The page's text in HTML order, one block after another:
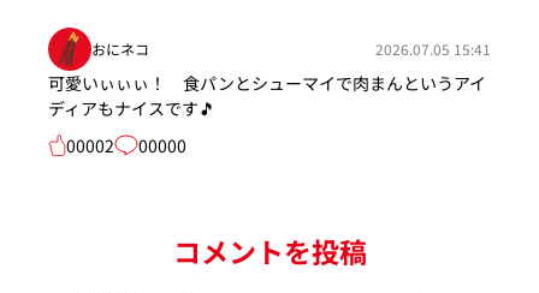
おにネコ 2026.07.05 15:41
可愛いぃぃぃ！ 食パンとシューマイで肉まんというアイ
ディアもナイスです🎵
00002
00000
コメントを投稿